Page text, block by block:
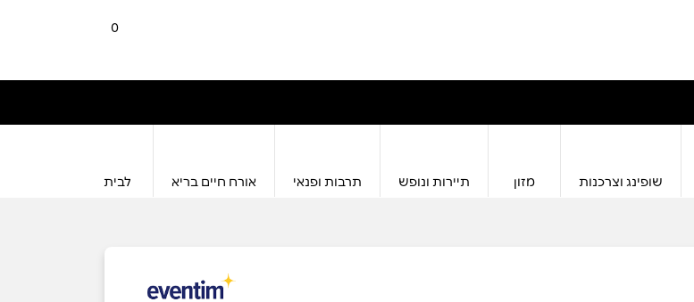
0
שופינג וצרכנות מזון תיירות ונופש תרבות ופנאי אורח חיים בריא לבית